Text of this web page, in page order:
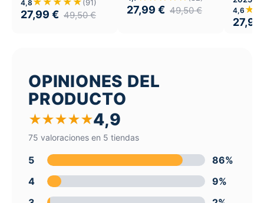
4,8 (91)
27,99 € 49,50€ 27,99 € 49,50€ 4,6
27,99
OPINIONES DEL
PRODUCTO
★★★★★4,9
75 valoraciones en 5 tiendas
5
86%
4
9%